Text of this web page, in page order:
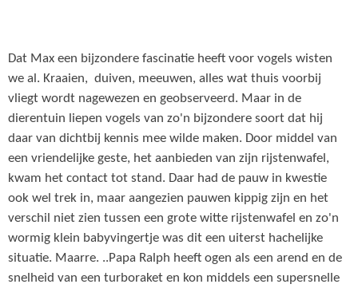
Dat Max een bijzondere fascinatie heeft voor vogels wisten
we al. Kraaien, duiven, meeuwen, alles wat thuis voorbij
vliegt wordt nagewezen en geobserveerd. Maar in de
dierentuin liepen vogels van zo'n bijzondere soort dat hij
daar van dichtbij kennis mee wilde maken. Door middel van
een vriendelijke geste, het aanbieden van zijn rijstenwafel,
kwam het contact tot stand. Daar had de pauw in kwestie
ook wel trek in, maar aangezien pauwen kippig zijn en het
verschil niet zien tussen een grote witte rijstenwafel en zo'n
wormig klein babyvingertje was dit een uiterst hachelijke
situatie. Maarre. ..Papa Ralph heeft ogen als een arend en de
snelheid van een turboraket en kon middels een supersnelle